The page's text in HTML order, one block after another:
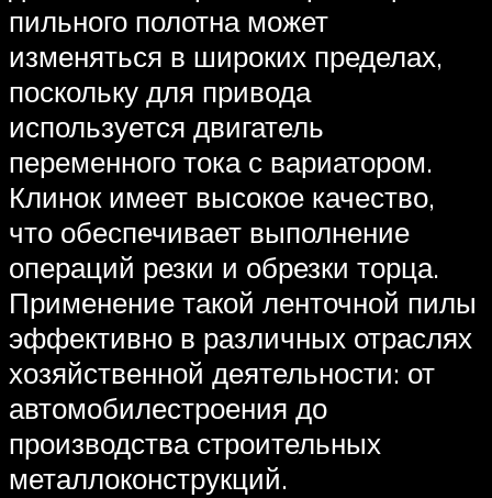
пильного полотна может
изменяться в широких пределах,
поскольку для привода
используется двигатель
переменного тока с вариатором.
Клинок имеет высокое качество,
что обеспечивает выполнение
операций резки и обрезки торца.
Применение такой ленточной пилы
эффективно в различных отраслях
хозяйственной деятельности: от
автомобилестроения до
производства строительных
металлоконструкций.